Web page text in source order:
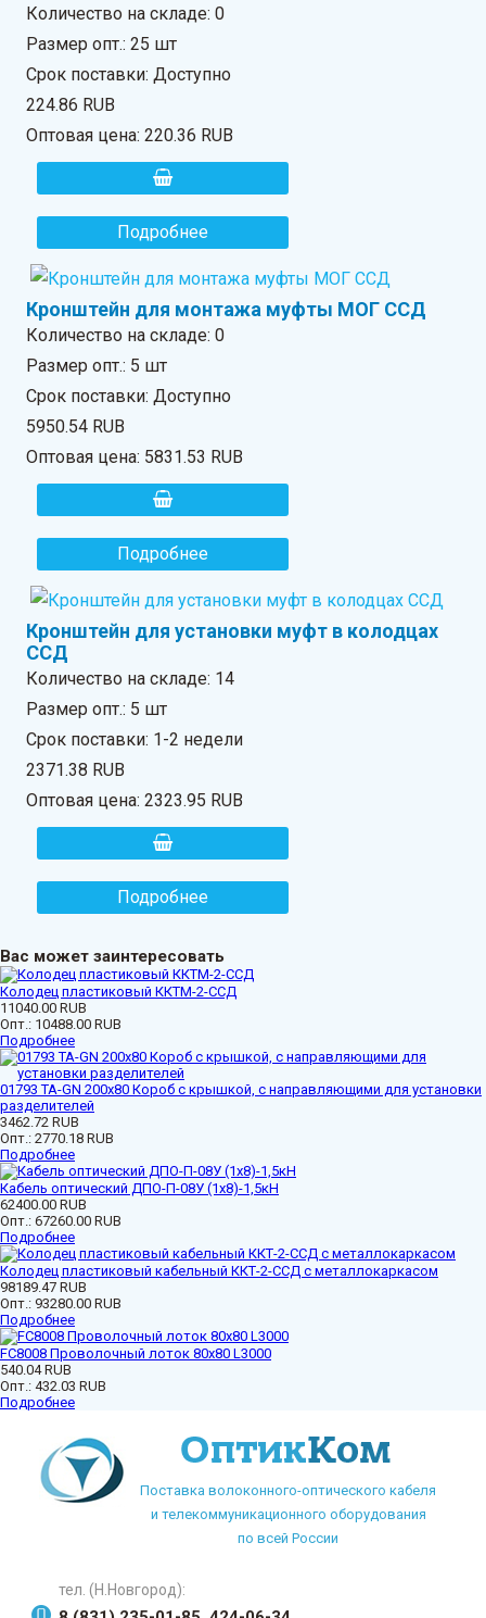
Количество на складе:0
Размер опт.: 25 шт
Срок поставки: Доступно
224.86 RUB
Оптовая цена:220.36 RUB
Подробнее
Кронштейн для монтажа муфты МОГ ССД
Количество на складе:0
Размер опт.: 5 шт
Срок поставки: Доступно
5950.54 RUB
Оптовая цена: 5831.53 RUB
Подробнее
Кронштейн для установки муфт в колодцах
ССД
Количество на складе: 14
Размер опт.: 5 шт
Срок поставки: 1-2 недели
2371.38 RUB
Оптовая цена:2323.95 RUB
Подробнее
Вас может заинтересовать
Колодец пластиковый ККТМ-2-ССД
11040.00 RUB
Опт.: 10488.00 RUB
Подробнее
01793 ТА-GN 200x80 Короб с крышкой, с направляющими для установки
разделителей
3462.72 RUB
Опт.: 2770.18 RUB
Подробнее
Кабель оптический ДПО-П-08У (1х8)-1,5кН
62400.00 RUB
Опт.: 67260.00 RUB
Подробнее
Колодец пластиковый кабельный ККТ-2-ССД с металлокаркасом
98189.47 RUB
Опт.: 93280.00 RUB
Подробнее
FC8008 Проволочный лоток 80х80 L3000
540.04 RUB
Опт.: 432.03 RUB
Подробнее
Поставка волоконного-оптического кабеля
и телекоммуникационного оборудования
по всей России
тел. (Н.Новгород):